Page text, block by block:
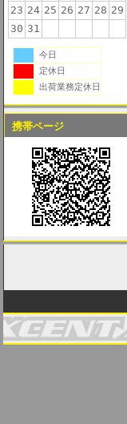
23 24 25 26 27 28 29
30 31
今日
定休日
出荷業務定休日
携帯ページ